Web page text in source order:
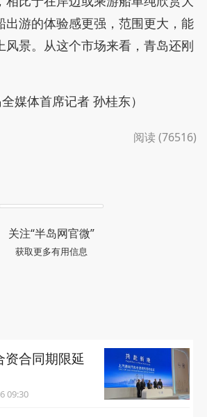
出游的体验感更强，范围更大，能
风景。从这个市场来看，青岛还刚
媒体首席记者 孙桂东）
阅读 (76516)
关注“半岛网官微”
获取更多有用信息
合同期限延
06 09:30